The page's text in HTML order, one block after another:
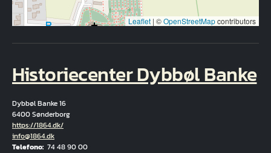
Leaflet | ©OpenStreetMapcontributors
Historiecenter Dybbøl Banke
Dybbøl Banke 16
6400 Sønderborg
Hjemmeside
https://1864.dk/
E-mail
info@1864.dk
Telefono 74 48 90 00